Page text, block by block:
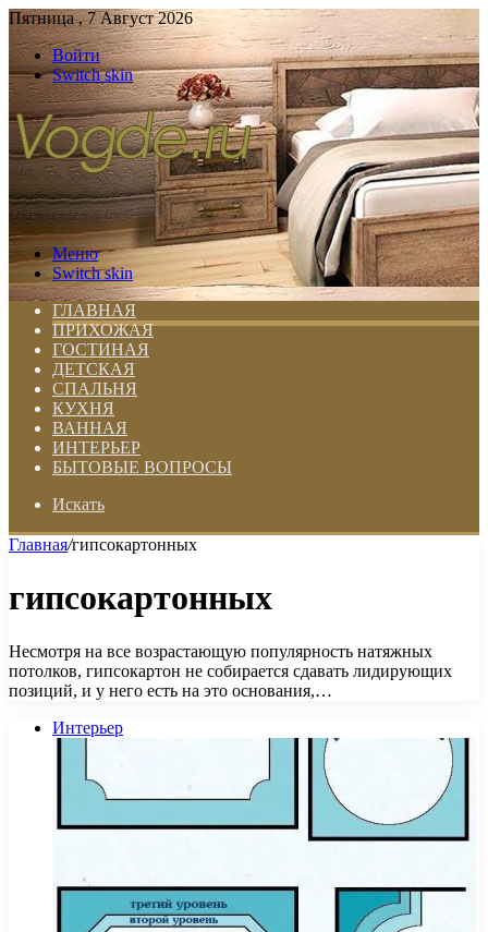
Пятница , 7 Август 2026
Войти
Switch skin
Меню
Switch skin
ГЛАВНАЯ
ПРИХОЖАЯ
ГОСТИНАЯ
ДЕТСКАЯ
СПАЛЬНЯ
КУХНЯ
ВАННАЯ
ИНТЕРЬЕР
БЫТОВЫЕ ВОПРОСЫ
Искать
Главная/гипсокартонных
гипсокартонных
Несмотря на все возрастающую популярность натяжных
потолков, гипсокартон не собирается сдавать лидирующих
позиций, и у него есть на это основания,…
Интерьер